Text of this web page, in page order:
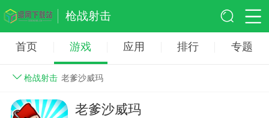
枪战射击
首页 游戏 应用 排行 专题
枪战射击 老爹沙威玛
老爹沙威玛